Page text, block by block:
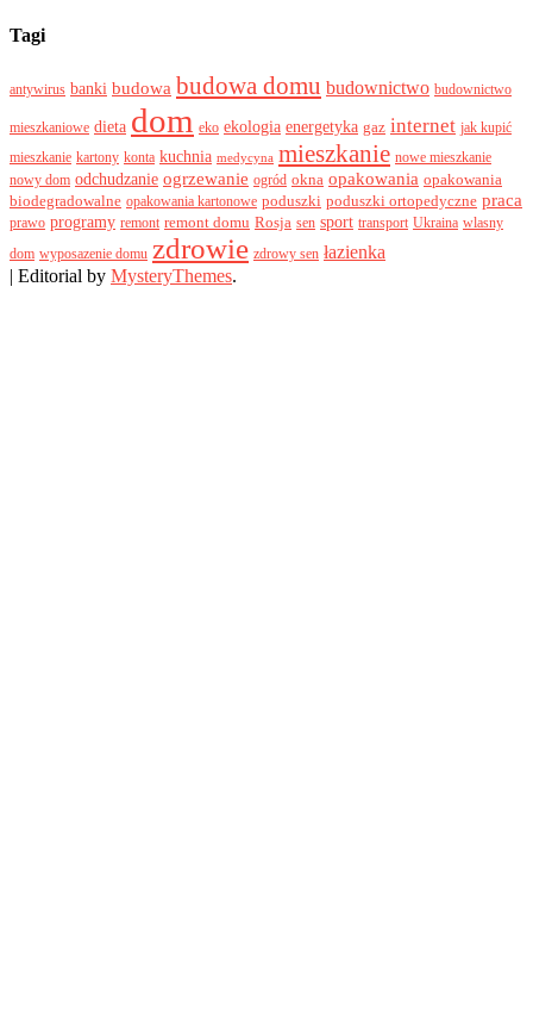
Tagi
antywirus banki budowa budowa domu budownictwo budownictwo
mieszkaniowe dieta dom eko ekologia energetyka gaz internet jak kupić
mieszkanie kartony konta kuchnia medycyna mieszkanie nowe mieszkanie
nowy dom odchudzanie ogrzewanie ogród okna opakowania opakowania
biodegradowalne opakowania kartonowe poduszki poduszki ortopedyczne praca
prawo programy remont remont domu Rosja sen sport transport Ukraina wlasny
dom wyposazenie domu zdrowie zdrowy sen łazienka
| Editorial by MysteryThemes.